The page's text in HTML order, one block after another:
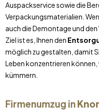
Auspackservice sowie die
Verpackungsmaterialien.
auch die Demontage und
Ziel ist es, Ihnen den
möglich zu gestalten, damit
Leben konzentrieren können,
kümmern.
Firmenumzug in